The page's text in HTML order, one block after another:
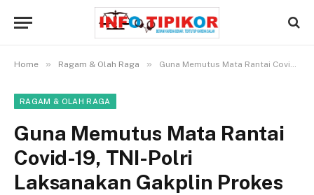
Home » Ragam & Olah Raga » Guna Memutus Mata Rantai Covid-19, TNI-Polri Laksanakan Gakplin Prokes
RAGAM & OLAH RAGA
Guna Memutus Mata Rantai
Covid-19, TNI-Polri
Laksanakan Gakplin Prokes